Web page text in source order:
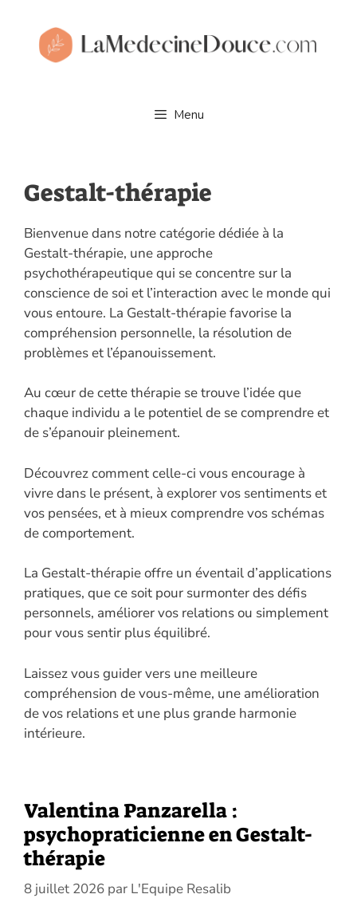
contenu
Menu
Gestalt-thérapie
Bienvenue dans notre catégorie dédiée à la
Gestalt-thérapie, une approche
psychothérapeutique qui se concentre sur la
conscience de soi et l’interaction avec le monde qui
vous entoure. La Gestalt-thérapie favorise la
compréhension personnelle, la résolution de
problèmes et l’épanouissement.
Au cœur de cette thérapie se trouve l’idée que
chaque individu a le potentiel de se comprendre et
de s’épanouir pleinement.
Découvrez comment celle-ci vous encourage à
vivre dans le présent, à explorer vos sentiments et
vos pensées, et à mieux comprendre vos schémas
de comportement.
La Gestalt-thérapie offre un éventail d’applications
pratiques, que ce soit pour surmonter des défis
personnels, améliorer vos relations ou simplement
pour vous sentir plus équilibré.
Laissez vous guider vers une meilleure
compréhension de vous-même, une amélioration
de vos relations et une plus grande harmonie
intérieure.
Valentina Panzarella :
psychopraticienne en Gestalt-
thérapie
8 juillet 2026 par L'Equipe Resalib